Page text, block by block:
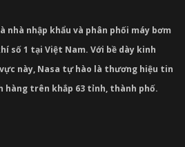
nhà nhập khẩu và phân phối máy bơm
số 1 tại Việt Nam. Với bề dày kinh
này, Nasa tự hào là thương hiệu tin
hàng trên khắp 63 tỉnh, thành phố.